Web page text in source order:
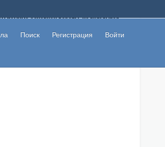
помимо основной работы, не вкладывая
на развод. Вы сможете начать зарабатывать
себя долго ждать.
Поиск Регистрация Войти